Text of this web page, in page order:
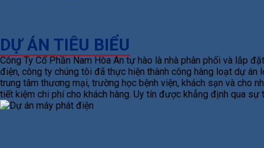
DỰ ÁN TIÊU BIỂU
Công Ty Cổ Phần Nam Hòa An tự hào là nhà phân phối và lắp
điện, công ty chúng tôi đã thực hiện thành công hàng loạt dự án
trung tâm thương mại, trường học bệnh viện, khách sạn và cho
tiết kiệm chi phí cho khách hàng. Uy tín được khẳng định qua